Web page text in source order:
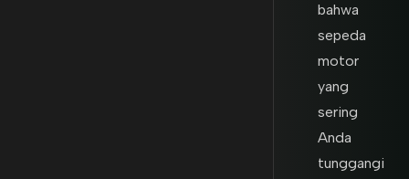
bahwa
sepeda
motor
yang
sering
Anda
tunggangi